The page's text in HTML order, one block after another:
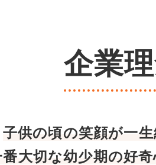
企業
子供の頃の笑顔が一生
番大切な幼少期の好奇